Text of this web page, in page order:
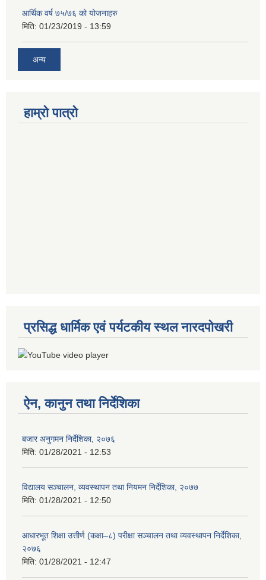
आर्थिक वर्ष ७५/७६ को योजनाहरु
मिति: 01/23/2019 - 13:59
अन्य
हाम्रो पात्रो
प्रसिद्ध धार्मिक एवं पर्यटकीय स्थल नारदपोखरी
ऐन, कानुन तथा निर्देशिका
बजार अनुगमन निर्देशिका, २०७६
मिति: 01/28/2021 - 12:53
विद्यालय सञ्चालन, व्यवस्थापन तथा नियमन निर्देशिका, २०७७
मिति: 01/28/2021 - 12:50
आधारभूत शिक्षा उत्तीर्ण (कक्षा–८) परीक्षा सञ्चालन तथा व्यवस्थापन निर्देशिका,
२०७६
मिति: 01/28/2021 - 12:47